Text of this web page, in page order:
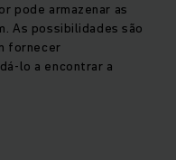
pode armazenar as
As possibilidades são
fornecer
lo a encontrar a